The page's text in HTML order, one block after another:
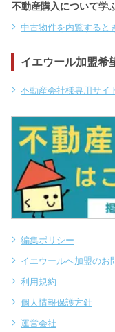
不動産購入について学
中古物件を内覧すると
イエウール加盟希
不動産会社様専用サイ
編集ポリシー
イエウールへ加盟のお
利用規約
個人情報保護方針
運営会社